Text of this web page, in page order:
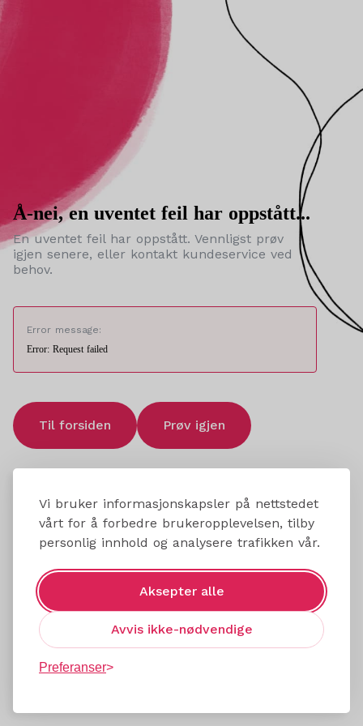
Vi bruker informasjonskapsler på nettstedet
vårt for å forbedre brukeropplevelsen, tilby
personlig innhold og analysere trafikken vår.
Aksepter alle
Avvis ikke-nødvendige
Preferanser
Å-nei, en uventet feil har oppstått...
En uventet feil har oppstått. Vennligst prøv
igjen senere, eller kontakt kundeservice ved
behov.
Error message:
Error: Request failed
Til forsiden Prøv igjen